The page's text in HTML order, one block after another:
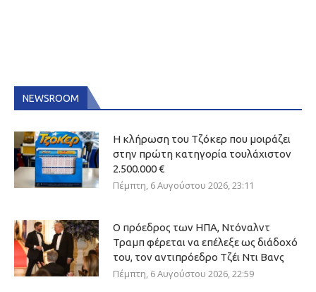
NEWSROOM
Η κλήρωση του Τζόκερ που μοιράζει
στην πρώτη κατηγορία τουλάχιστον
2.500.000 €
Πέμπτη, 6 Αυγούστου 2026, 23:11
Ο πρόεδρος των ΗΠΑ, Ντόναλντ
Τραμπ φέρεται να επέλεξε ως διάδοχό
του, τον αντιπρόεδρο Τζέι Ντι Βανς
Πέμπτη, 6 Αυγούστου 2026, 22:59